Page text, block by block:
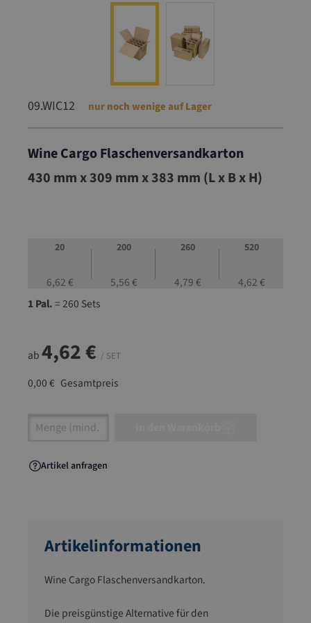
09.WIC12 nur noch wenige auf Lager
Wine Cargo Flaschenversandkarton
09.WIC12
430 mm x 309 mm x 383 mm (L x B x H)
20
6,62 €
200
5,56 €
260
4,79 €
520
4,62 €
1 Pal.= 260 Sets
ab4,62 € / SET
0,00 € Gesamtpreis
Artikel Anzahl: Gib den gewünschten Wert
Artikel anfragen
Artikelinformationen
Wine Cargo Flaschenversandkarton.
Die preisgünstige Alternative für den